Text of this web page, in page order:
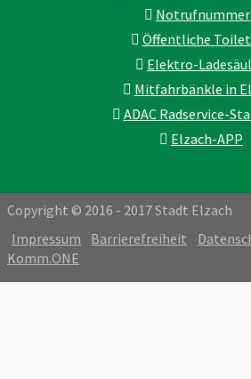
Öffentliche
Elektro-
Mitfahrbänkle in
ADAC Radservice-
Elzach-APP
Copyright © 2016 - 2017 Stadt Elzach
Impressum
Barrierefreiheit
Komm.ONE